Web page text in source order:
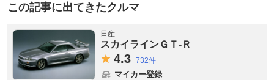
この記事に出てきたクルマ
日産
スカイラインＧＴ‐Ｒ
4.3 732件
マイカー登録